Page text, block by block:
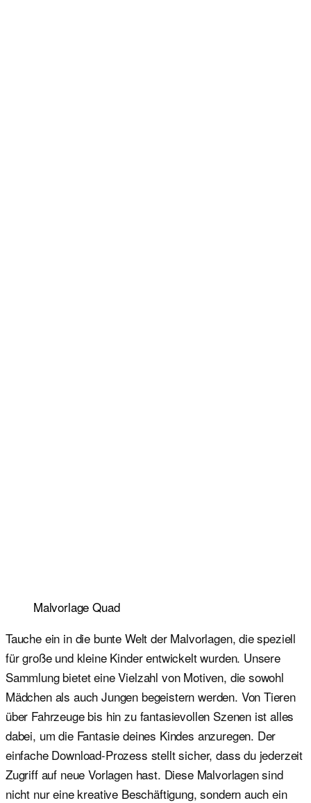
Malvorlage Quad
Tauche ein in die bunte Welt der Malvorlagen, die speziell
für große und kleine Kinder entwickelt wurden. Unsere
Sammlung bietet eine Vielzahl von Motiven, die sowohl
Mädchen als auch Jungen begeistern werden. Von Tieren
über Fahrzeuge bis hin zu fantasievollen Szenen ist alles
dabei, um die Fantasie deines Kindes anzuregen. Der
einfache Download-Prozess stellt sicher, dass du jederzeit
Zugriff auf neue Vorlagen hast. Diese Malvorlagen sind
nicht nur eine kreative Beschäftigung, sondern auch ein